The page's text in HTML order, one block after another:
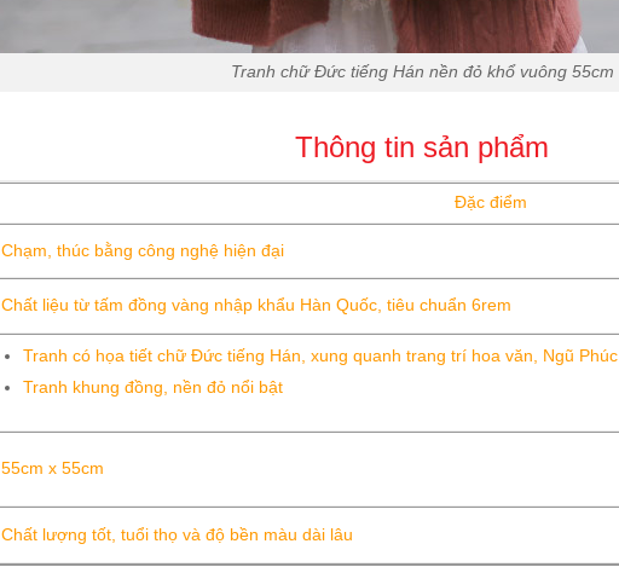
Tranh chữ Đức tiếng Hán nền đỏ khổ vuông 55cm
Thông tin sản phẩm
Đặc điểm
Chạm, thúc bằng công nghệ hiện đại
Chất liệu từ tấm đồng vàng nhập khẩu Hàn Quốc, tiêu chuẩn 6rem
Tranh có họa tiết chữ Đức tiếng Hán, xung quanh trang trí hoa văn, Ngũ Phúc
Tranh khung đồng, nền đỏ nổi bật
55cm x 55cm
Chất lượng tốt, tuổi thọ và độ bền màu dài lâu